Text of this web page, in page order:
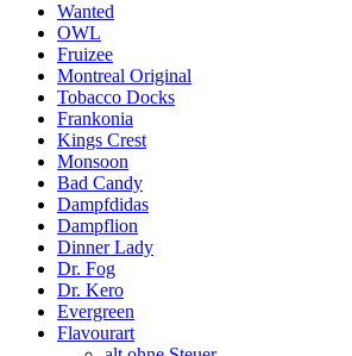
Wanted
OWL
Fruizee
Montreal Original
Tobacco Docks
Frankonia
Kings Crest
Monsoon
Bad Candy
Dampfdidas
Dampflion
Dinner Lady
Dr. Fog
Dr. Kero
Evergreen
Flavourart